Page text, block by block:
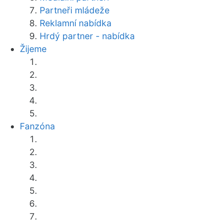
Partneři mládeže
Reklamní nabídka
Hrdý partner - nabídka
Žijeme
Fanzóna